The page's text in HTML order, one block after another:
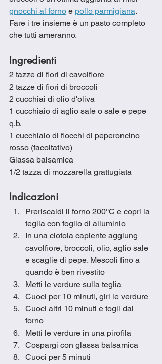
gnocchi al forno e pollo parmigiana.
Fare i tre insieme è un pasto completo
che tutti ameranno.
Ingredienti
2 tazze di fiori di cavolfiore
2 tazze di fiori di broccoli
2 cucchiai di olio d'oliva
1 cucchiaio di aglio sale o sale e pepe
q.b.
1 cucchiaio di fiocchi di peperoncino
rosso (facoltativo)
Glassa balsamica
1/2 tazza di mozzarella grattugiata
Indicazioni
Preriscaldi il forno 200°C e copri la
teglia con foglio di alluminio
In una ciotola capiente aggiung
cavolfiore, broccoli, olio, aglio sale
e scaglie di pepe. Mescoli fino a
quando è ben rivestito
Metti le verdure sulla teglia
Cuoci per 10 minuti, giri le verdure
Cuoci altri 10 minuti e togli dal
forno
Metti le verdure in una pirofila
Cospargi con glassa balsamica
Cuoci per 5 minuti